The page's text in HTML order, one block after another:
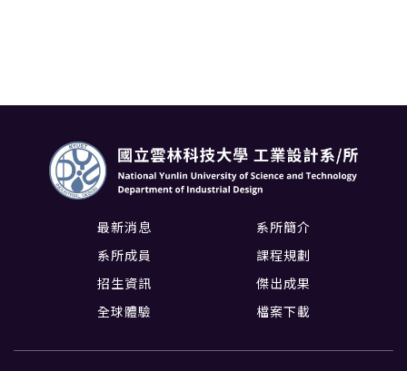
最新消息
系所簡介
系所成員
課程規劃
招生資訊
傑出成果
全球體驗
檔案下載